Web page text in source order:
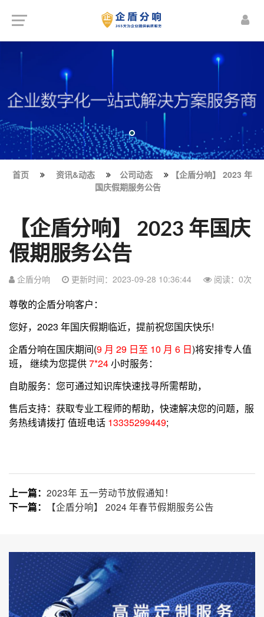
首页 资讯&动态 公司动态
【企盾分响】 2023 年
国庆假期服务公告
【企盾分响】 2023 年国庆
假期服务公告
企盾分响 更新时间：2023-09-28 10:36:44 阅读： 0次
尊敬的企盾分响客户：
您好，2023 年国庆假期临近，提前祝您国庆快乐!
企盾分响在国庆期间(9 月 29 日至 10 月 6 日)将安排专人值
班， 继续为您提供7*24小时服务：
自助服务：您可通过知识库快速找寻所需帮助，
售后支持：获取专业工程师的帮助，快速解决您的问题，服
务热线请拨打 值班电话 13335299449;
上一篇： 2023年 五一劳动节放假通知！
下一篇：
【企盾分响】 2024 年春节假期服务公告